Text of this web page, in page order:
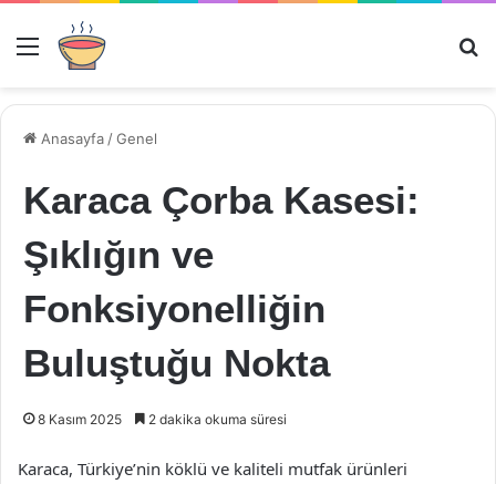
Menü
Anasayfa /Genel
Karaca Çorba Kasesi:
Şıklığın ve
Fonksiyonelliğin
Buluştuğu Nokta
8 Kasım 2025 2 dakika okuma süresi
Karaca, Türkiye’nin köklü ve kaliteli mutfak ürünleri